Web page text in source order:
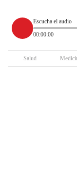
Escucha el audio
00:00:00
Salud